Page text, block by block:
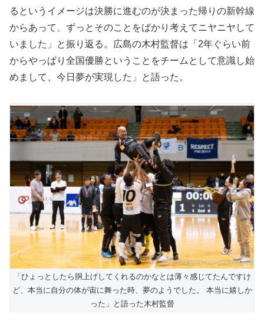
るというイメージは決勝に進むのが決まった帰りの新幹線
からあって、ずっとそのことをばかり考えてニヤニヤして
いました」と振り返る。広島の木村監督は「2年ぐらい前
からやっぱり全国優勝ということをチームとして意識し始
めまして、今日夢が実現した」と語った。
「ひょっとしたら胴上げしてくれるのかなとは薄々感じてたんですけ
ど、本当に自分の体が宙に舞った時、夢のようでした。 本当に嬉しか
った」と語った木村監督